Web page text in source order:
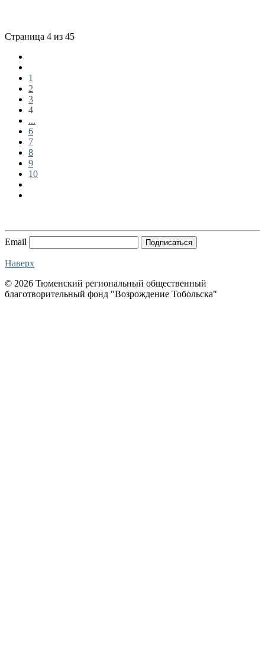
Страница 4 из 45
1
2
3
4
...
6
7
8
9
10
Email Подписаться
Наверх
© 2026 Тюменский региональный общественный
благотворительный фонд "Возрождение Тобольска"